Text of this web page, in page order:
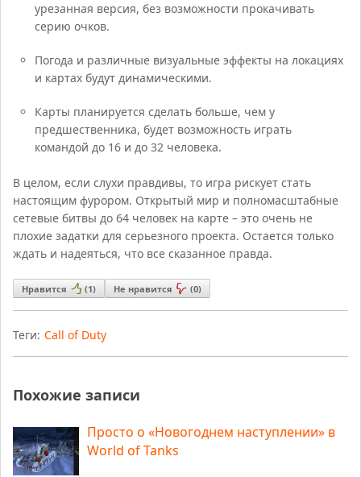
урезанная версия, без возможности прокачивать
серию очков.
Погода и различные визуальные эффекты на локациях
и картах будут динамическими.
Карты планируется сделать больше, чем у
предшественника, будет возможность играть
командой до 16 и до 32 человека.
В целом, если слухи правдивы, то игра рискует стать
настоящим фурором. Открытый мир и полномасштабные
сетевые битвы до 64 человек на карте – это очень не
плохие задатки для серьезного проекта. Остается только
ждать и надеяться, что все сказанное правда.
Нравится (1) Не нравится (0)
Теги: Call of Duty
Похожие записи
Просто о «Новогоднем наступлении» в
World of Tanks